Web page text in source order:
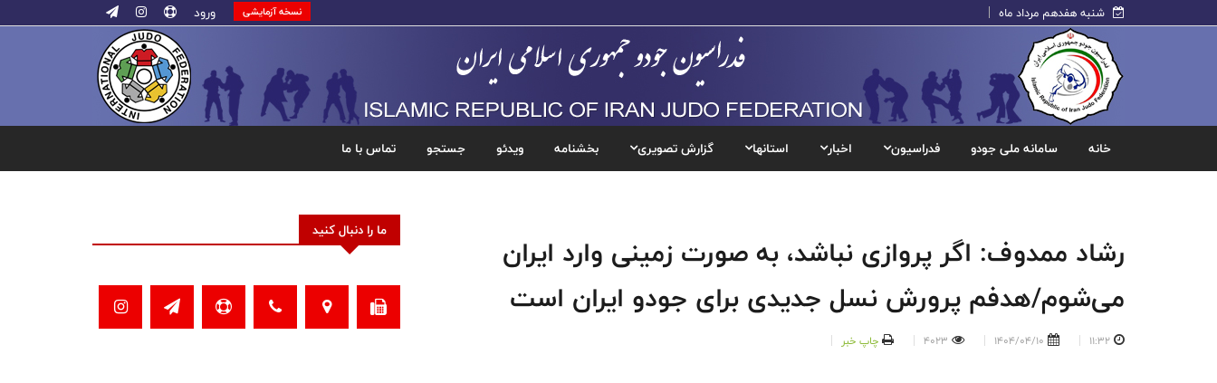
شنبه هفدهم مرداد ماه نسخه آزمایشی ورود
خانه سامانه ملی جودو فدراسیون اخبار استانها گزارش تصویری بخشنامه ویدئو جستجو تماس با ما
رشاد ممدوف: اگر پروازی نباشد، به صورت زمینی وارد ایران
می‌شوم/هدفم پرورش نسل جدیدی برای جودو ایران است
11:32
1404/04/10
4023 چاپ خبر
ما را دنبال کنید